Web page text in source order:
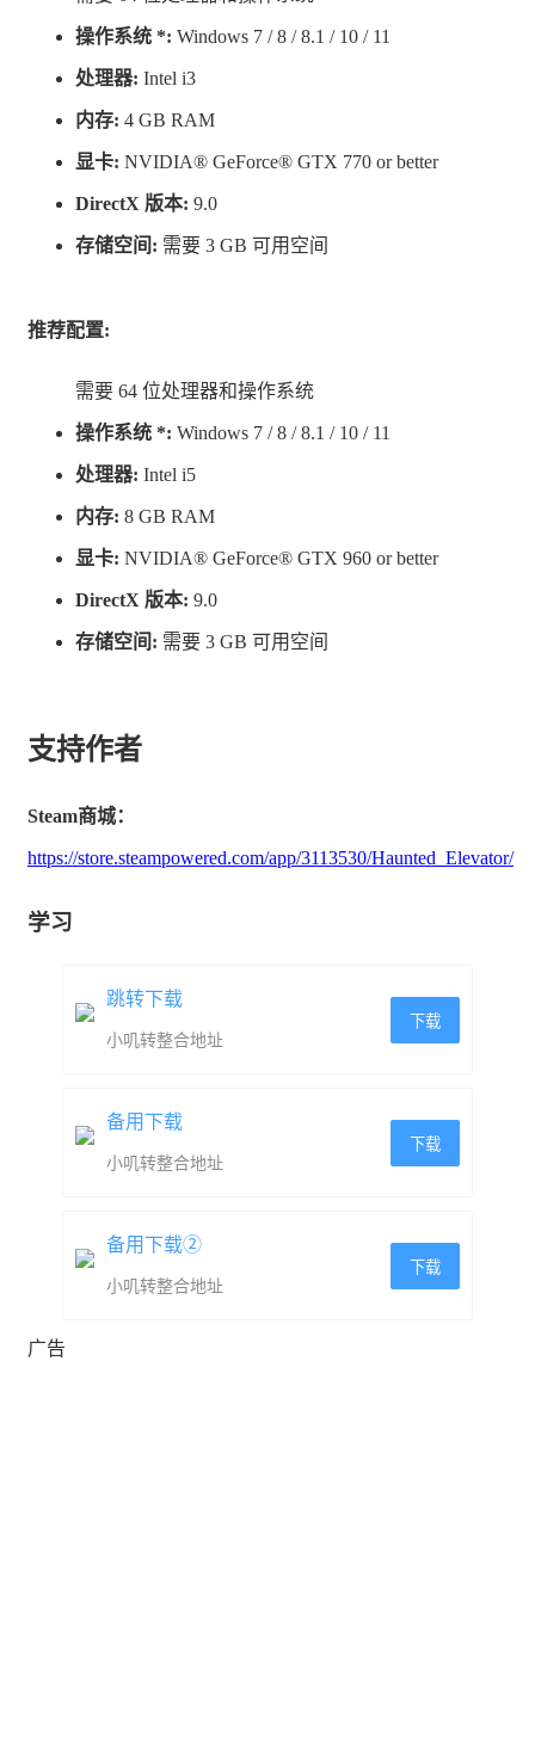
操作系统 *: Windows 7 / 8 / 8.1 / 10 / 11
处理器: Intel i3
内存: 4 GB RAM
显卡: NVIDIA® GeForce® GTX 770 or better
DirectX 版本: 9.0
存储空间: 需要 3 GB 可用空间
推荐配置:
需要 64 位处理器和操作系统
操作系统 *: Windows 7 / 8 / 8.1 / 10 / 11
处理器: Intel i5
内存: 8 GB RAM
显卡: NVIDIA® GeForce® GTX 960 or better
DirectX 版本: 9.0
存储空间: 需要 3 GB 可用空间
支持作者
Steam商城：
https://store.steampowered.com/app/3113530/Haunted_Elevator/
学习
跳转下载
小叽转整合地址
下载
备用下载
小叽转整合地址
下载
备用下载②
小叽转整合地址
下载
广告